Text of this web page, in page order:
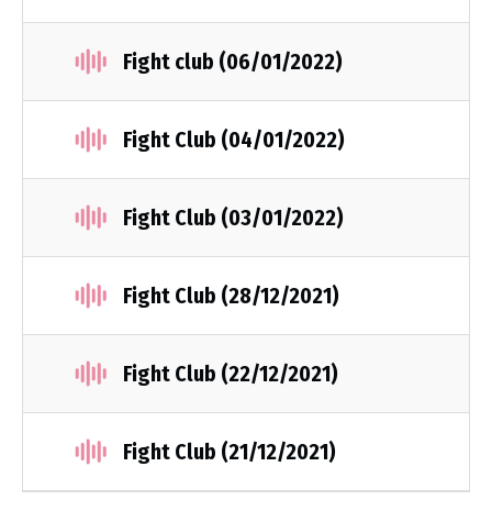
Fight club (06/01/2022)
Fight Club (04/01/2022)
Fight Club (03/01/2022)
Fight Club (28/12/2021)
Fight Club (22/12/2021)
Fight Club (21/12/2021)